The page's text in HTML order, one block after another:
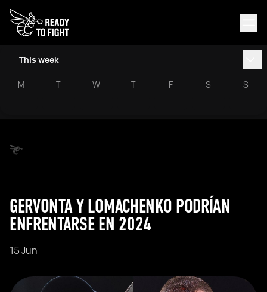
This week
M T W T F S S
GERVONTA Y LOMACHENKO PODRÍAN
ENFRENTARSE EN 2024
15 Jun